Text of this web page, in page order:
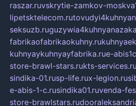
raszar.ruvskrytie-zamkov-
lipetsktelecom.ru
seksuzb.ru
fabrikaofabrikaokuhny.ru
kuhnyaykuhnyayfabrika.rue-
store-brawl-stars.rukts-services.ru
sindika-01.rusp-life.rux-legion.ru
e-abis-1-c.rusindika01.ruvenda-
store-brawlstars.ru